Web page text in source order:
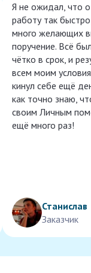
Я не ожидал, что
работу так
много желающих
поручение. Всё
чётко в срок, и
всем моим
кинул себе ещё
как точно знаю,
своим Личным
ещё много раз!
Станислав
Заказчик